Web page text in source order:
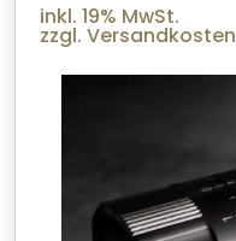
inkl. 19% MwSt.
zzgl. Versandkosten